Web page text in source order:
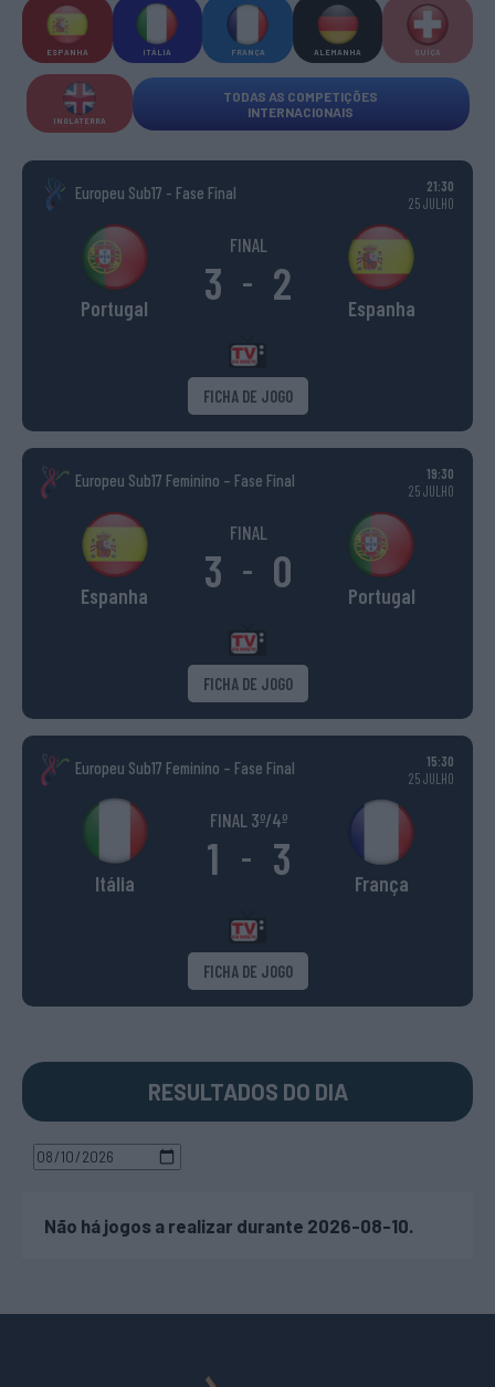
ESPANHA ITÁLIA FRANÇA ALEMANHA SUÍÇA
INGLATERRA
TODAS AS COMPETIÇÕES
INTERNACIONAIS
Europeu Sub17 - Fase Final
21:30
25 JULHO
Portugal
FINAL
3 - 2 Espanha
FICHA DE JOGO
Europeu Sub17 Feminino – Fase Final
19:30
25 JULHO
Espanha
FINAL
3 - 0 Portugal
FICHA DE JOGO
Europeu Sub17 Feminino – Fase Final
15:30
25 JULHO
Itália
FINAL 3º/4º
1 - 3 França
FICHA DE JOGO
RESULTADOS DO DIA
Não há jogos a realizar durante 2026-08-10.